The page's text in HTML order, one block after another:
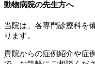
動物病院の先生方へ
当院は、各専門診療科を
ります。
貴院からの症例紹介や症